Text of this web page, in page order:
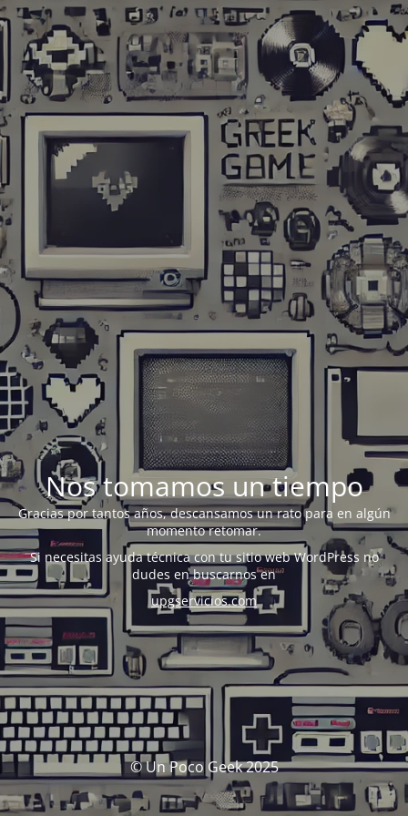
Nos tomamos un tiempo
Gracias por tantos años, descansamos un rato para en algún
momento retomar.
Si necesitas ayuda técnica con tu sitio web WordPress no
dudes en buscarnos en
upgservicios.com
© Un Poco Geek 2025